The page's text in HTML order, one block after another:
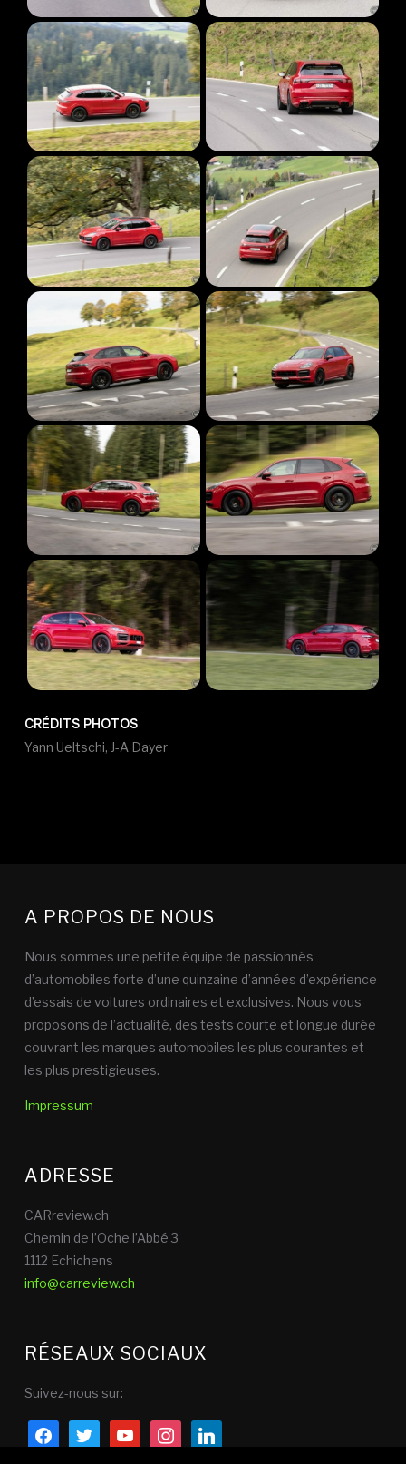
CRÉDITS PHOTOS
Yann Ueltschi, J-A Dayer
A PROPOS DE NOUS
Nous sommes une petite équipe de passionnés
d’automobiles forte d’une quinzaine d’années d’expérience
d’essais de voitures ordinaires et exclusives. Nous vous
proposons de l’actualité, des tests courte et longue durée
couvrant les marques automobiles les plus courantes et
les plus prestigieuses.
Impressum
ADRESSE
CARreview.ch
Chemin de l’Oche l’Abbé 3
1112 Echichens
info@carreview.ch
RÉSEAUX SOCIAUX
Suivez-nous sur:
facebooktwitter youtubeinstagramlinkedin